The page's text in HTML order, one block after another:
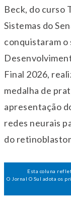
Beck, do curso
Sistemas do
conquistaram o
Final 2026,
medalha de
apresentação
redes neurais
do
Esta coluna
O Jornal O Sul adota os